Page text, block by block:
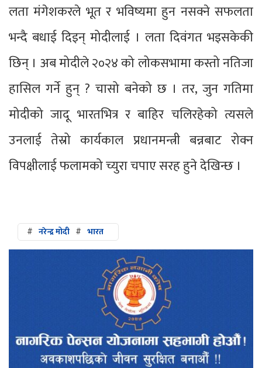
लता मंगेशकरले भूत र भविष्यमा हुन नसक्ने सफलता
भन्दै बधाई दिइन् मोदीलाई । लता दिवंगत भइसकेकी
छिन् । अब मोदीले २०२४ को लोकसभामा कस्तो नतिजा
हासिल गर्ने हुन् ? चासो बनेको छ । तर, जुन गतिमा
मोदीको जादू भारतभित्र र बाहिर चलिरहेको त्यसले
उनलाई तेस्रो कार्यकाल प्रधानमन्त्री बन्नबाट रोक्न
विपक्षीलाई फलामको च्युरा चपाए सरह हुने देखिन्छ ।
# नरेन्द्र मोदी # भारत